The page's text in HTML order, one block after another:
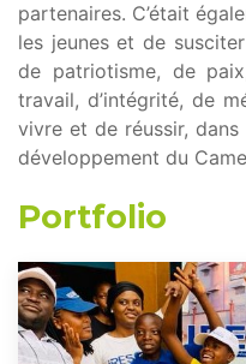
partenaires. C’était
les jeunes et de
de patriotisme, de
travail, d’intégrité, de
vivre et de réussir,
développement du
Portfolio